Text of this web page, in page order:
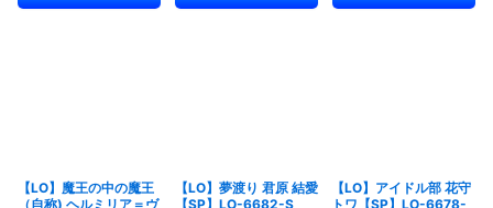
【LO】魔王の中の魔王
（自称) ヘルミリア＝ヴ
【LO】夢渡り 君原 結愛
【SP】LO-6682-S
【LO】アイドル部 花守
トワ【SP】LO-6678-